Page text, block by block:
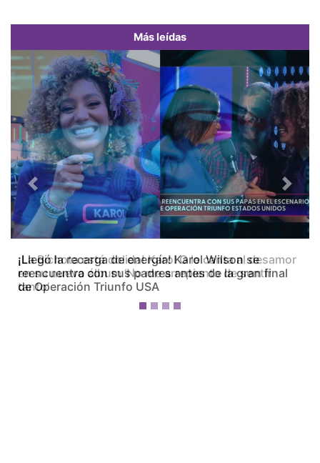
Más leídas
¡La Bichota está dolida! Karol G le canta al desamor
en su nuevo álbum ‘No me arrepiento de sentir
tanto’
Previous Next